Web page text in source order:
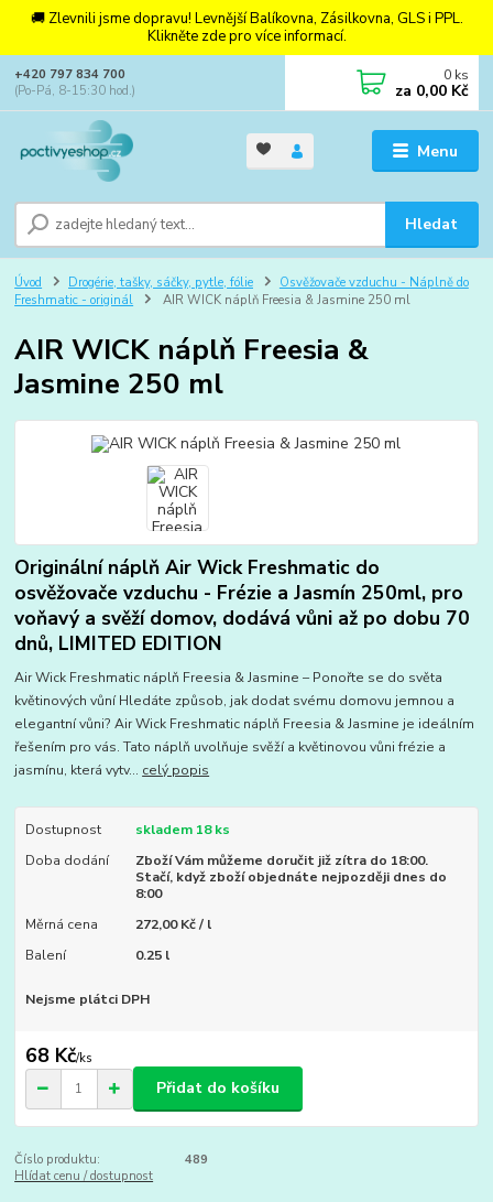
🚚 Zlevnili jsme dopravu! Levnější Balíkovna, Zásilkovna, GLS i PPL.
Klikněte zde pro více informací.
Menu
Hledat
+420 797 834 700
(Po-Pá, 8-15:30 hod.)
0 ks
za 0,00 Kč
Úvod Drogérie, tašky, sáčky, pytle, fólie
Osvěžovače vzduchu - Náplně do
Freshmatic - originál
AIR WICK náplň Freesia & Jasmine 250 ml
AIR WICK náplň Freesia &
Jasmine 250 ml
Originální náplň Air Wick Freshmatic do
osvěžovače vzduchu - Frézie a Jasmín 250ml, pro
voňavý a svěží domov, dodává vůni až po dobu 70
dnů, LIMITED EDITION
Air Wick Freshmatic náplň Freesia & Jasmine – Ponořte se do světa
květinových vůní Hledáte způsob, jak dodat svému domovu jemnou a
elegantní vůni? Air Wick Freshmatic náplň Freesia & Jasmine je ideálním
řešením pro vás. Tato náplň uvolňuje svěží a květinovou vůni frézie a
jasmínu, která vytv... celý popis
Dostupnost
skladem 18 ks
Doba dodání
Zboží Vám můžeme doručit již zítra do 18:00.
Stačí, když zboží objednáte nejpozději dnes do
8:00
Měrná cena
272,00 Kč / l
Balení
0.25 l
Nejsme plátci DPH
68 Kč/ks
Přidat do košíku
Číslo produktu:
489
Hlídat cenu / dostupnost